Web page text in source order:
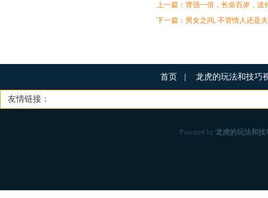
上一篇： 肾强一倍，长命百岁，送
下一篇： 男女之间, 不管情人还是
首页 龙虎的玩法和技巧
友情链接：
Powered by 龙虎的玩法和技